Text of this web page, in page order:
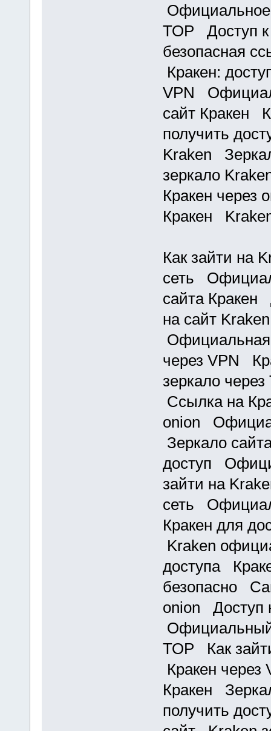
Официальное
ТОР Доступ к
безопасная
Кракен:
VPN
сайт Кракен
получить
Kraken
зеркало
Кракен
Кракен
Как зайти на
сеть
сайта
на сайт
через VPN
зеркало
Ссылка на
onion
Зеркало
доступ
зайти на
сеть
Кракен для
Kraken
доступа
безопасно
onion Доступ
Официальный
ТОР Как
Кракен
Кракен
получить